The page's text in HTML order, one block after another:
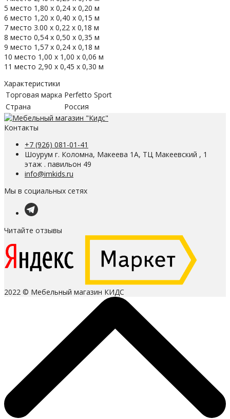
5 место 1,80 х 0,24 х 0,20 м
6 место 1,20 х 0,40 х 0,15 м
7 место 3.00 х 0,22 х 0,18 м
8 место 0,54 х 0,50 х 0,35 м
9 место 1,57 х 0,24 х 0,18 м
10 место 1,00 х 1,00 х 0,06 м
11 место 2,90 х 0,45 х 0,30 м
Характеристики
Торговая марка Perfetto Sport
Страна
Россия
Контакты
+7 (926) 081-01-41
Шоурум г. Коломна, Макеева 1А, ТЦ Макеевский , 1
этаж . павильон 49
info@imkids.ru
Мы в социальных сетях
Читайте отзывы
2022 © Мебельный магазин КИДС